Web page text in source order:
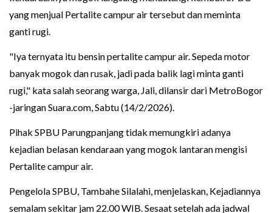
yang menjual Pertalite campur air tersebut dan meminta
ganti rugi.
"Iya ternyata itu bensin pertalite campur air. Sepeda motor
banyak mogok dan rusak, jadi pada balik lagi minta ganti
rugi," kata salah seorang warga, Jali, dilansir dari MetroBogor
-jaringan Suara.com, Sabtu (14/2/2026).
Pihak SPBU Parungpanjang tidak memungkiri adanya
kejadian belasan kendaraan yang mogok lantaran mengisi
Pertalite campur air.
Pengelola SPBU, Tambahe Silalahi, menjelaskan, Kejadiannya
semalam sekitar jam 22.00 WIB. Sesaat setelah ada jadwal